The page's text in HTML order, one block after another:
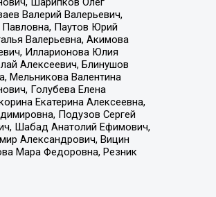
Валерий Валерьевич,
Павловна, Паутов Юрий
Валерьевна, Акимова
Илларионова Юлия
Алексеевич, Блинушов
Мельникова Валентина
Голубева Елена
Екатерина Алексеевна,
Подузов Сергей
Шабад Анатолий Ефимович,
Александрович, Вицин
Мара Федоровна, Резник